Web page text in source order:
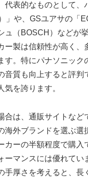
代表的なものとして、
」や、GSユアサの「
ュ（BOSCH）などが
ー製は信頼性が高く、
す。特にパナソニック
音質も向上すると評判
気を誇ります。
合は、通販サイトなど
海外ブランドを選ぶ選
カーの半額程度で購入
ーマンスには優れてい
手厚さを考えると、長